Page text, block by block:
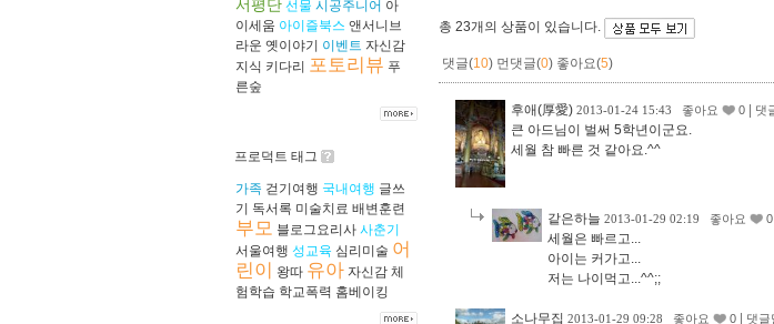
서평단 선물 시공주니어 아
이세움 아이즐북스 앤서니브
라운 옛이야기 이벤트 자신감
지식 키다리 포토리뷰 푸
른숲
프로덕트 태그
가족 걷기여행 국내여행 글쓰
기 독서록 미술치료 배변훈련
부모 블로그요리사 사춘기
서울여행 성교육 심리미술 어
린이 왕따 유아 자신감 체
험학습 학교폭력 홈베이킹
총 23개 의 상품이 있습니다.
댓글(10) 먼댓글(0) 좋아요(5)
후애(厚愛) 2013-01-24 15:43 좋아요 0 | 댓
큰 아드님이 벌써 5학년이군요.
세월 참 빠른 것 같아요.^^
같은하늘 2013-01-29 02:19 좋아요 0
세월은 빠르고...
아이는 커가고...
저는 나이먹고...^^;;
소나무집 2013-01-29 09:28 좋아요 0 | 댓글